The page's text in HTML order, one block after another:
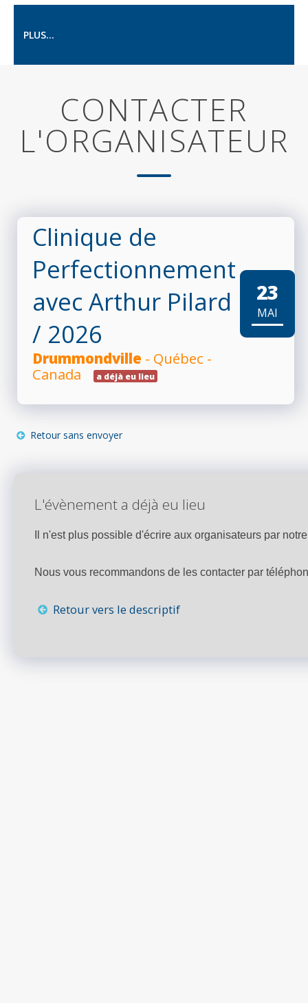
PLUS...
CONTACTER
L'ORGANISATEUR
Clinique de
Perfectionnement
avec Arthur Pilard
/ 2026
Drummondville - Québec -
Canada
a déjà eu lieu
23
MAI
Retour sans envoyer
L'évènement a déjà eu lieu
Il n'est plus possible d'écrire aux organisateurs par
Nous vous recommandons de les contacter par
Retour vers le descriptif